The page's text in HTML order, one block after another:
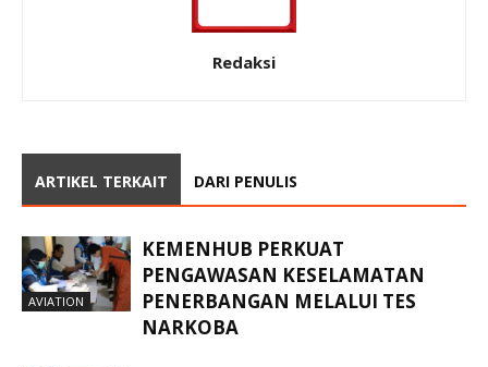
Redaksi
ARTIKEL TERKAIT DARI PENULIS
AVIATION
KEMENHUB PERKUAT
PENGAWASAN KESELAMATAN
PENERBANGAN MELALUI TES
NARKOBA